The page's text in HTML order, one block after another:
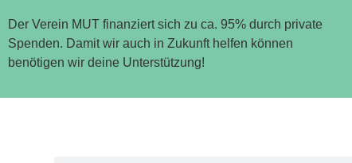
Der Verein MUT finanziert sich zu ca. 95% durch private
Spenden. Damit wir auch in Zukunft helfen können
benötigen wir deine Unterstützung!